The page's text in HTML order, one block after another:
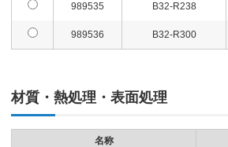
989535 B32-R238
989536 B32-R300
材質・熱処理・表面処理
名称